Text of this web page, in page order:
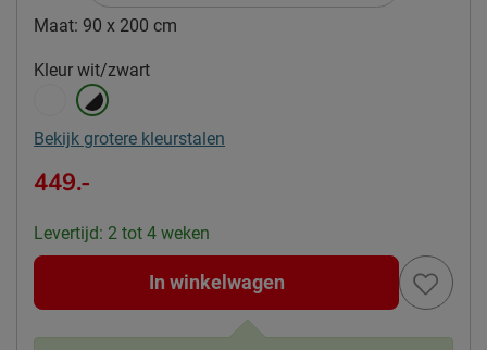
Maat: 90 x 200 cm
Kleur wit/zwart
Bekijk grotere kleurstalen
449.-
Levertijd: 2 tot 4 weken
In winkelwagen